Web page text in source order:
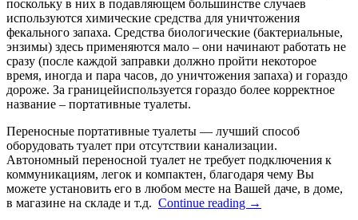
поскольку в них в подавляющем большинстве случаев
используются химические средства для уничтожения
фекального запаха. Средства биологические (бактериальные,
энзимы) здесь применяются мало – они начинают работать не
сразу (после каждой заправки должно пройти некоторое
время, иногда и пара часов, до уничтожения запаха) и гораздо
дороже. За границейиспользуется гораздо более корректное
название – портативные туалеты.
Переносные портативные туалеты — лучший способ
оборудовать туалет при отсутствии канализации.
Автономный переносной туалет не требует подключения к
коммуникациям, легок и компактен, благодаря чему Вы
можете установить его в любом месте на Вашей даче, в доме,
в магазине на складе и т.д. Continue reading →